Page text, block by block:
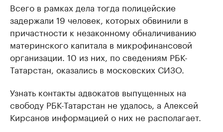
Всего в рамках дела тогда полицейские
задержали 19 человек, которых обвинили в
причастности к незаконному обналичиванию
материнского капитала в микрофинансовой
организации. 10 из них, по сведениям РБК-
Татарстан, оказались в московских СИЗО.
Узнать контакты адвокатов выпущенных на
свободу РБК-Татарстан не удалось, а Алексей
Кирсанов информацией о них не располагает.